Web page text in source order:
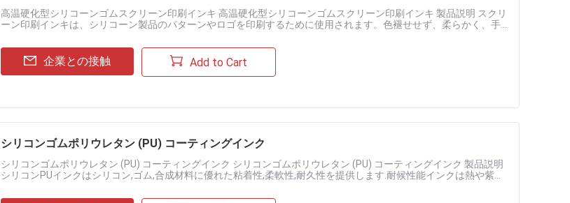
高温硬化型シリコーンゴムスクリーン印刷インキ 高温硬化型シリコーンゴムスクリーン印刷インキ 製品説明 スクリ
ーン印刷インキは、シリコーン製品のパターンやロゴを印刷するために使用されます。色褪せせず、柔らかく、手
企業との接触 Add to Cart
シリコンゴムポリウレタン (PU) コーティングインク
シリコンゴムポリウレタン (PU) コーティングインク シリコンゴムポリウレタン (PU) コーティングインク 製品説明
シリコンPUインクはシリコン,ゴム,合成材料に優れた粘着性,柔軟性,耐久性を提供します.耐候性能インクは熱や紫外